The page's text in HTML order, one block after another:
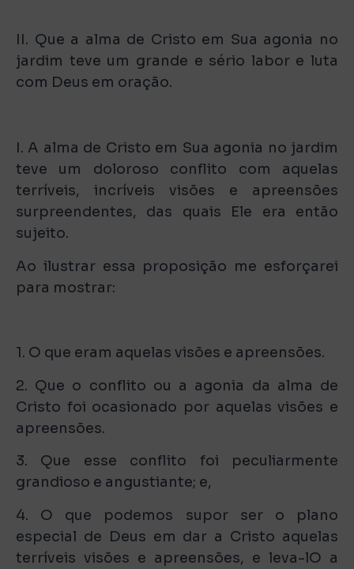
II. Que a alma de Cristo em Sua agonia no
jardim teve um grande e sério labor e luta
com Deus em oração.
I. A alma de Cristo em Sua agonia no jardim
teve um doloroso conflito com aquelas
terríveis, incríveis visões e apreensões
surpreendentes, das quais Ele era então
sujeito.
Ao ilustrar essa proposição me esforçarei
para mostrar:
1. O que eram aquelas visões e apreensões.
2. Que o conflito ou a agonia da alma de
Cristo foi ocasionado por aquelas visões e
apreensões.
3. Que esse conflito foi peculiarmente
grandioso e angustiante; e,
4. O que podemos supor ser o plano
especial de Deus em dar a Cristo aquelas
terríveis visões e apreensões, e leva-lO a